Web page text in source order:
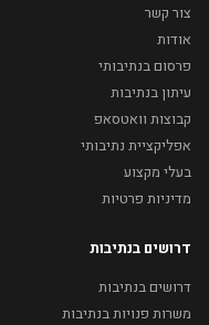
צור קשר
אודות
פרסום בנתיבותי
עיתון בנתיבות
קבוצות וואטסאפ
אפליקציית נתיבותי
בעלי מקצוע
מדיניות פרטיות
דרושים בנתיבות
דרושים בנתיבות
משרות פנויות בנתיבות